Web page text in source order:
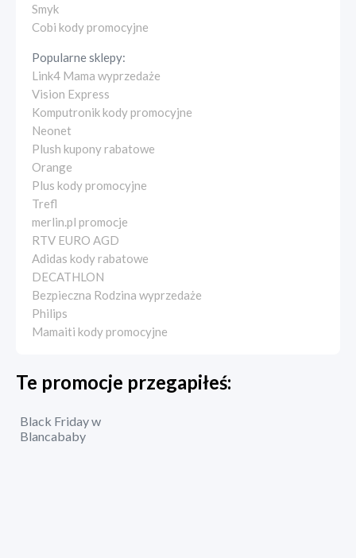
Smyk
Cobi kody promocyjne
Popularne sklepy:
Link4 Mama wyprzedaże
Vision Express
Komputronik kody promocyjne
Neonet
Plush kupony rabatowe
Orange
Plus kody promocyjne
Trefl
merlin.pl promocje
RTV EURO AGD
Adidas kody rabatowe
DECATHLON
Bezpieczna Rodzina wyprzedaże
Philips
Mamaiti kody promocyjne
Te promocje przegapiłeś:
Black Friday w
Blancababy